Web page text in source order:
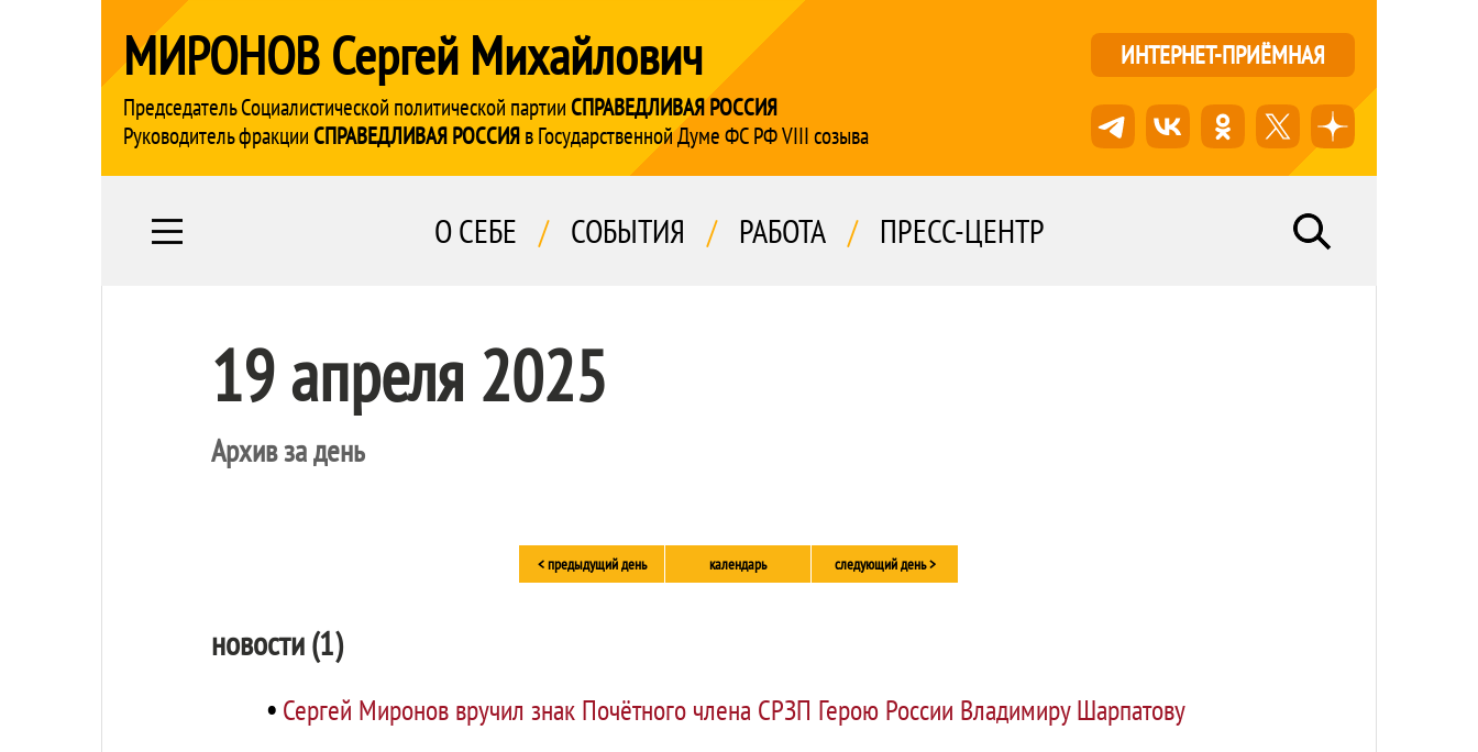
МИРОНОВ Сергей Михайлович
Председатель Социалистической политической партии СПРАВЕДЛИВАЯ РОССИЯ
Руководитель фракции СПРАВЕДЛИВАЯ РОССИЯв Государственной Думе ФС РФ VIII созыва
ИНТЕРНЕТ-ПРИЁМНАЯ
О СЕБЕ / СОБЫТИЯ / РАБОТА / ПРЕСС-ЦЕНТР
19 апреля 2025
Архив за день
< предыдущий день календарь следующий день >
новости (1)
• Сергей Миронов вручил знак Почётного члена СРЗП Герою России Владимиру Шарпатову